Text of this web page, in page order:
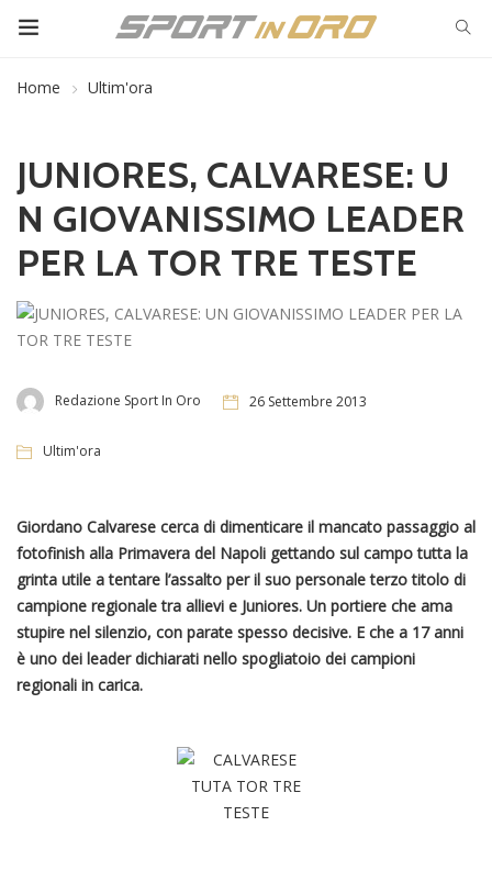
Home Ultim'ora
JUNIORES, CALVARESE: U
N GIOVANISSIMO LEADER
PER LA TOR TRE TESTE
Redazione Sport In Oro 26 Settembre 2013
Ultim'ora
Giordano Calvarese cerca di dimenticare il mancato passaggio al
fotofinish alla Primavera del Napoli gettando sul campo tutta la
grinta utile a tentare l’assalto per il suo personale terzo titolo di
campione regionale tra allievi e Juniores. Un portiere che ama
stupire nel silenzio, con parate spesso decisive. E che a 17 anni
è uno dei leader dichiarati nello spogliatoio dei campioni
regionali in carica.